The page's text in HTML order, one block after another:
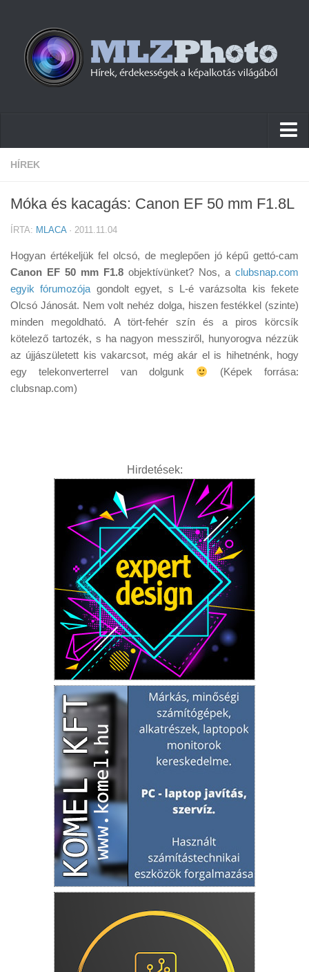
Hírek
Cikkek
Firmware
Tudástár
Érdekességek
Helyszíni Riport
E-BB
HÍREK
Móka és kacagás: Canon EF 50 mm F1.8L
ÍRTA: MLACA· 2011.11.04
Hogyan értékeljük fel olcsó, de meglepően jó képű gettó-cam
Canon EF 50 mm F1.8 objektívünket? Nos, a clubsnap.com
egyik fórumozója gondolt egyet, s L-é varázsolta kis fekete
Olcsó Jánosát. Nem volt nehéz dolga, hiszen festékkel (szinte)
minden megoldható. A tört-fehér szín és a piros körcsík
kötelező tartozék, s ha nagyon messziről, hunyorogva nézzük
az újjászületett kis vakarcsot, még akár el is hihetnénk, hogy
egy telekonverterrel van dolgunk
(Képek forrása:
clubsnap.com)
Hirdetések: